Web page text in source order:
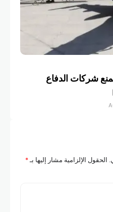
شركات الدفاع
الحقول الإلزامية مشار إليها بـ*